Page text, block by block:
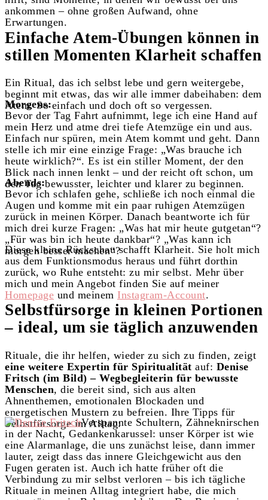
ankommen – ohne großen Aufwand, ohne
Erwartungen.
Einfache Atem-Übungen können in
stillen Momenten Klarheit schaffen
Ein Ritual, das ich selbst lebe und gern weitergebe,
beginnt mit etwas, das wir alle immer dabeihaben: dem
Atem. So einfach und doch oft so vergessen.
Morgens:
Bevor der Tag Fahrt aufnimmt, lege ich eine Hand auf
mein Herz und atme drei tiefe Atemzüge ein und aus.
Einfach nur spüren, mein Atem kommt und geht. Dann
stelle ich mir eine einzige Frage: „Was brauche ich
heute wirklich?“. Es ist ein stiller Moment, der den
Blick nach innen lenkt – und der reicht oft schon, um
den Tag bewusster, leichter und klarer zu beginnen.
Abends:
Bevor ich schlafen gehe, schließe ich noch einmal die
Augen und komme mit ein paar ruhigen Atemzügen
zurück in meinen Körper. Danach beantworte ich für
mich drei kurze Fragen: „Was hat mir heute gutgetan“?
„Für was bin ich heute dankbar“? „Was kann ich
morgen besser machen“?
Diese kleine Rückschau schafft Klarheit. Sie holt mich
aus dem Funktionsmodus heraus und führt dorthin
zurück, wo Ruhe entsteht: zu mir selbst. Mehr über
mich und mein Angebot finden Sie auf meiner
Homepage und meinem Instagram-Account.
Selbstfürsorge in kleinen Portionen
– ideal, um sie täglich anzuwenden
Rituale, die ihr helfen, wieder zu sich zu finden, zeigt
eine weitere Expertin für Spiritualität auf: Denise
Fritsch (im Bild) – Wegbegleiterin für bewusste
Menschen, die bereit sind, sich aus alten
Ahnenthemen, emotionalen Blockaden und
energetischen Mustern zu befreien. Ihre Tipps für
Selbstfürsorge im Alltag:Verspannte Schultern, Zähneknirschen
in der Nacht, Gedankenkarussel: unser Körper ist wie
eine Alarmanlage, die uns zunächst leise, dann immer
lauter, zeigt dass das innere Gleichgewicht aus den
Fugen geraten ist. Auch ich hatte früher oft die
Verbindung zu mir selbst verloren – bis ich tägliche
Rituale in meinen Alltag integriert habe, die mich